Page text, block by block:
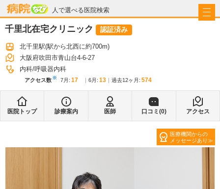
人で選べる医院検索
病院なび
千里北在宅クリニック 認証済み
北千里駅(駅から北西に約700m)
大阪府吹田市青山台4-6-27
内科 呼吸器内科
アクセス数※ 7月 : 17 6月 : 13 過去12ヶ月: 574
医院トップ 診療案内 医師 口コミ(0) アクセス
医療機関からの
メッセージあり